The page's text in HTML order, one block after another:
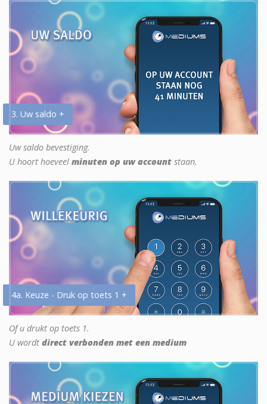
3. Uw saldo +
Uw saldo bevestiging.
U hoort hoeveel minuten op uw account staan.
4a. Keuze - Druk op toets 1 +
Of u drukt op toets 1.
U wordt direct verbonden met een medium